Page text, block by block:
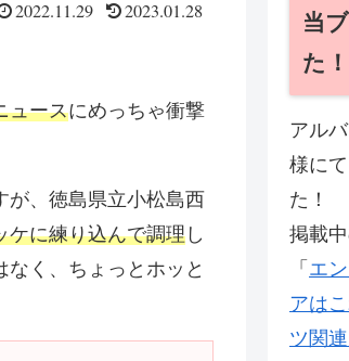
2022.11.29 2023.01.28
ュースにめっちゃ衝撃
が、徳島県立小松島西
ケに練り込んで調理 し
く、ちょっとホッと
当
た！
アル
様に
た！
掲載
「 エ
アは
ツ関